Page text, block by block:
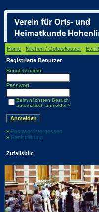
Home Kirchen / Gotteshäuser Ev.-
Registrierte Benutzer
Benutzername:
Passwort:
Beim nächsten Besuch
automatisch anmelden?
» Password vergessen
» Registrierung
Zufallsbild